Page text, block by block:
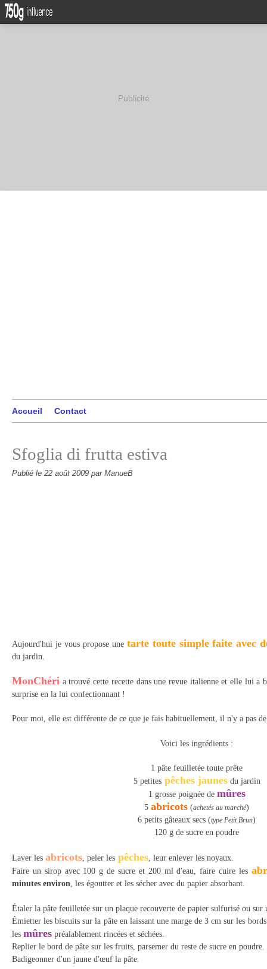
Publicité
Accueil Contact
Sfoglia di frutta estiva
Publié le 22 août 2009 par ManueB
Aujourd'hui je vous propose une tarte toute simple faite avec
du jardin.
MonChéri a trouvé cette recette dans une revue italienne et elle lui
surprise en la lui confectionnant !
Pour moi, elle est différente de ce que je fais habituellement, il n'y a pas
Voici les ingrédients :
1 pâte feuilletée toute prête
5 petitespêches jaunesdu jardin
1 grosse poignée de mûres
5 abricots (achetés au marché)
6 petits gâteaux secs (type Petit Brun)
120 g de sucre en poudre
Laver les abricots, peler les pêches, leur enlever les noyaux.
Faire un sirop avec 100 g de sucre et 200 ml d'eau, faire cuire les
minutes environ, les égoutter et les sécher avec du papier absorbant.
Étaler la pâte feuilletée sur un plaque recouverte de papier sulfurisé ou sur
Émietter les biscuits sur la pâte en laissant une marge de 3 cm sur les
les mûres préalablement rincées et séchées.
Replier le bord de pâte sur les fruits, parsemer du reste de sucre en poudre.
Badigeonner d'un jaune d'œuf la pâte.